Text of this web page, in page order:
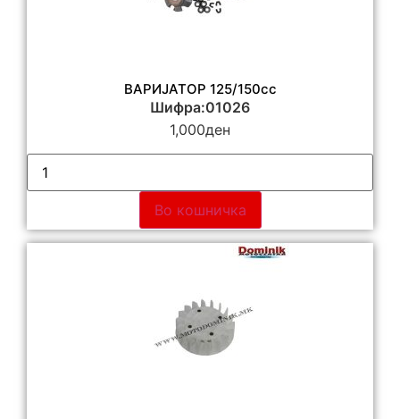
ВАРИЈАТОР 125/150cc
Шифра:01026
1,000ден
Во кошничка